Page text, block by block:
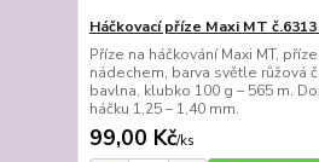
Háčkovací příze Maxi MT
Příze na háčkování Maxi MT,
nádechem, barva světle růžová
bavlna, klubko 100 g – 565 m.
háčku 1,25 – 1,40 mm.
99,00 Kč/ks